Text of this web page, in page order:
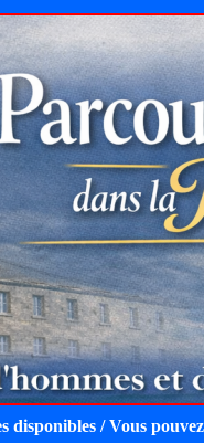
disponibles / Vous